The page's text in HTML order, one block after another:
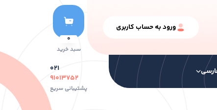
ورود به حساب کاربری
0
سبد خرید
۰۲۱
۹۱۰۱۳۷۵۲
پشتیبانی سریع